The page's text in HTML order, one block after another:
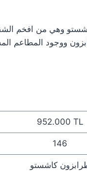
وهي من افخم
ووجود المطاعم
952.000 TL
146
كاشستو